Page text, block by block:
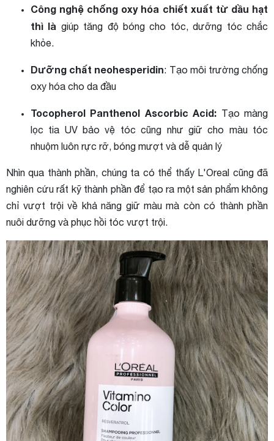
Công nghệ chống oxy hóa chiết xuất từ ​​dầu hạt
thì là giúp tăng độ bóng cho tóc, dưỡng tóc chắc
khỏe.
Dưỡng chất neohesperidin: Tạo môi trường chống
oxy hóa cho da đầu
Tocopherol Panthenol Ascorbic Acid: Tạo màng
lọc tia UV bảo vệ tóc cũng như giữ cho màu tóc
nhuộm luôn rực rỡ, bóng mượt và dễ quản lý
Nhìn qua thành phần, chúng ta có thể thấy L'Oreal cũng đã
nghiên cứu rất kỹ thành phần để tạo ra một sản phẩm không
chỉ vượt trội về khả năng giữ màu mà còn có thành phần
nuôi dưỡng và phục hồi tóc vượt trội.